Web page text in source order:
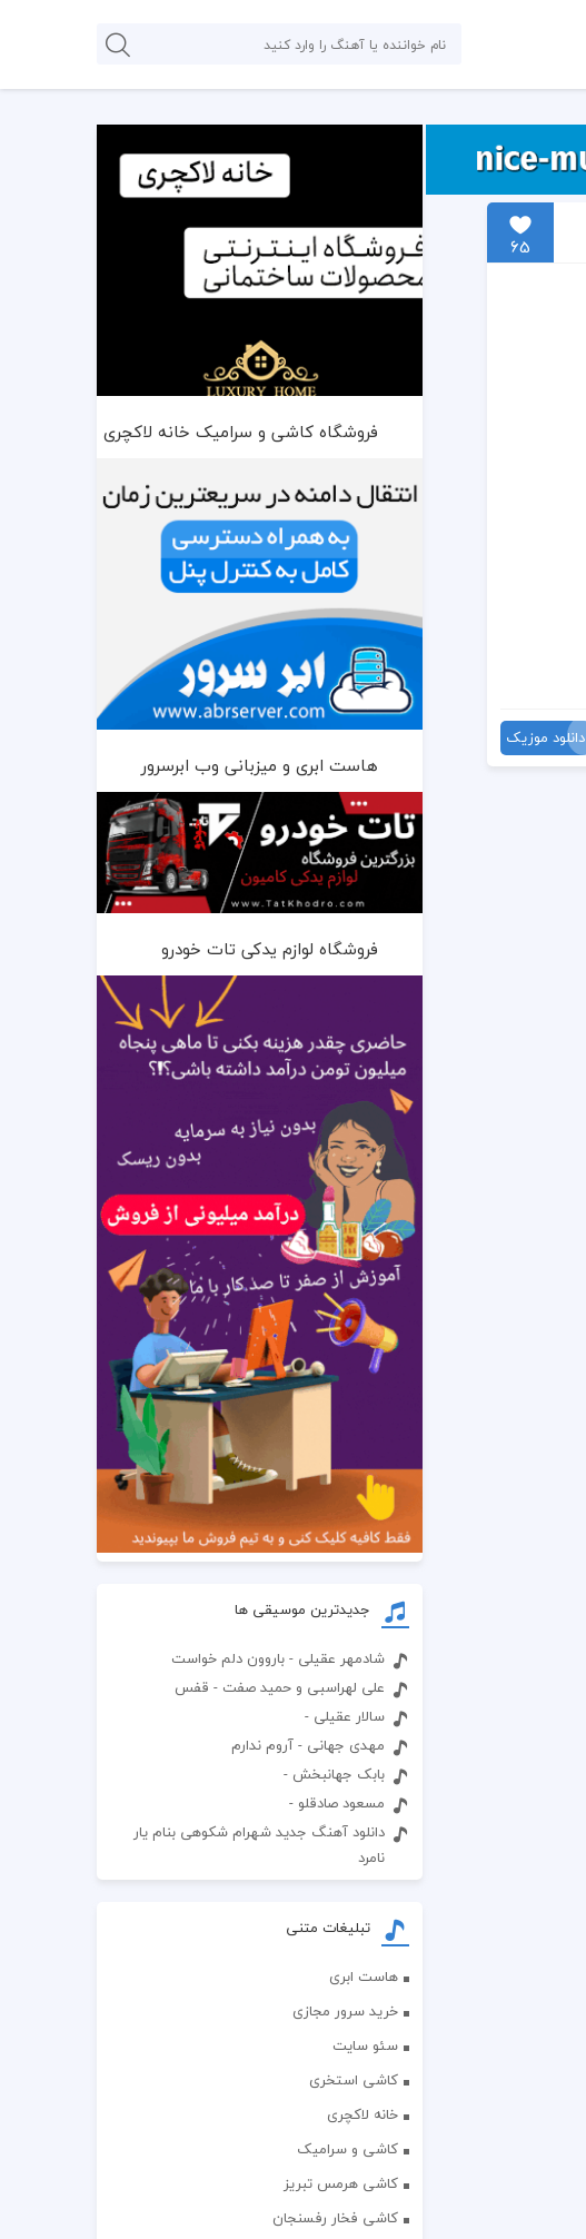
65
دانلود موزیک
فروشگاه کاشی و سرامیک خانه لاکچری
هاست ابری و میزبانی وب ابرسرور
فروشگاه لوازم یدکی تات خودرو
جدیدترین موسیقی ها
شادمهر عقیلی - باروون دلم خواست
علی لهراسبی و حمید صفت - قفس
سالار عقیلی -
مهدی جهانی - آروم ندارم
بابک جهانبخش -
مسعود صادقلو -
دانلود آهنگ جدید شهرام شکوهی بنام یار
نامرد
تبلیغات متنی
هاست ابری
خرید سرور مجازی
سئو سایت
کاشی استخری
خانه لاکچری
کاشی و سرامیک
کاشی هرمس تبریز
کاشی فخار رفسنجان